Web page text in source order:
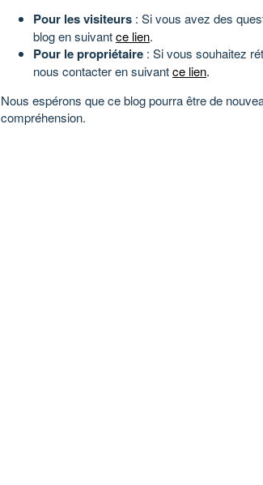
Pour les visiteurs : Si vous avez des
blog en suivantce lien.
Pour le propriétaire : Si vous souhaitez
nous contacter en suivantce lien.
Nous espérons que ce blog pourra être de
compréhension.